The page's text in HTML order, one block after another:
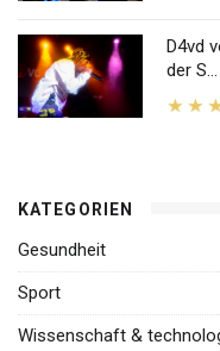
D4vd
der S...
KATEGORIEN
Gesundheit
Sport
Wissenschaft &